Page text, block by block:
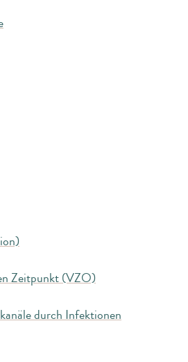
Zeitpunkt (VZO)
durch Infektionen